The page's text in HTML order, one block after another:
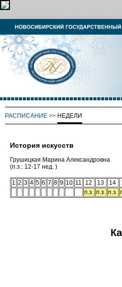
РАСПИСАНИЕ >> НЕДЕЛИ
История искусств
Грушицкая Марина Александровна
(п.з.: 12-17 нед. )
1 2 3 4 5 6 7 8 9 10 11 12 13 14
п.з. п.з. п.з.